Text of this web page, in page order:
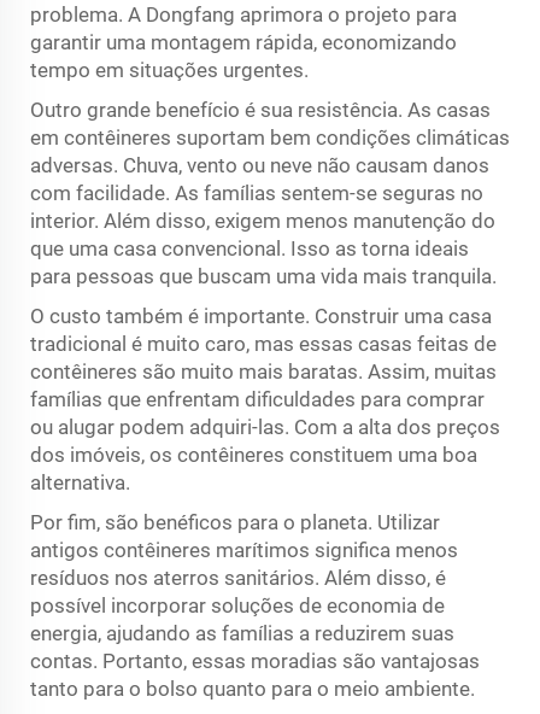
problema. A Dongfang aprimora o projeto para
garantir uma montagem rápida, economizando
tempo em situações urgentes.
Outro grande benefício é sua resistência. As casas
em contêineres suportam bem condições climáticas
adversas. Chuva, vento ou neve não causam danos
com facilidade. As famílias sentem-se seguras no
interior. Além disso, exigem menos manutenção do
que uma casa convencional. Isso as torna ideais
para pessoas que buscam uma vida mais tranquila.
O custo também é importante. Construir uma casa
tradicional é muito caro, mas essas casas feitas de
contêineres são muito mais baratas. Assim, muitas
famílias que enfrentam dificuldades para comprar
ou alugar podem adquiri-las. Com a alta dos preços
dos imóveis, os contêineres constituem uma boa
alternativa.
Por fim, são benéficos para o planeta. Utilizar
antigos contêineres marítimos significa menos
resíduos nos aterros sanitários. Além disso, é
possível incorporar soluções de economia de
energia, ajudando as famílias a reduzirem suas
contas. Portanto, essas moradias são vantajosas
tanto para o bolso quanto para o meio ambiente.